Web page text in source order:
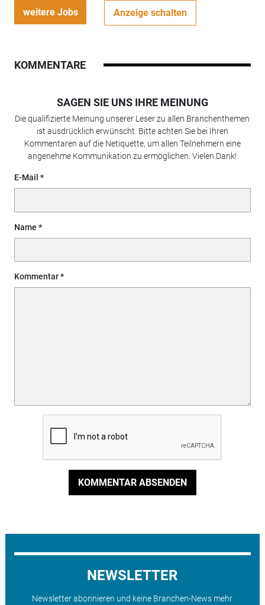
weitere Jobs Anzeige schalten
KOMMENTARE
SAGEN SIE UNS IHRE MEINUNG
Die qualifizierte Meinung unserer Leser zu allen Branchenthemen
ist ausdrücklich erwünscht. Bitte achten Sie bei Ihren
Kommentaren auf die Netiquette, um allen Teilnehmern eine
angenehme Kommunikation zu ermöglichen. Vielen Dank!
E-Mail
Name
Kommentar
KOMMENTAR ABSENDEN
NEWSLETTER
Newsletter abonnieren und keine Branchen-News mehr